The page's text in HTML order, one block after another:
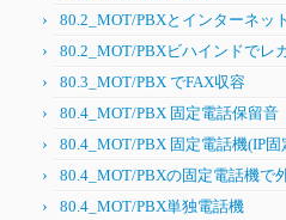
80.2_MOT/PBXとインターネッ
80.2_MOT/PBXビハインドでレ
80.3_MOT/PBX でFAX収容
80.4_MOT/PBX 固定電話保留音
80.4_MOT/PBX 固定電話機(IP固
80.4_MOT/PBXの固定電話機で
80.4_MOT/PBX単独電話機